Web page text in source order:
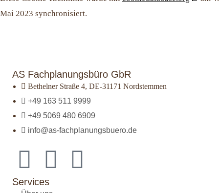
Mai 2023 synchronisiert.
AS Fachplanungsbüro GbR
Bethelner Straße 4, DE-31171 Nordstemmen
+49 163 511 9999
+49 5069 480 6909
info@as-fachplanungsbuero.de
Services